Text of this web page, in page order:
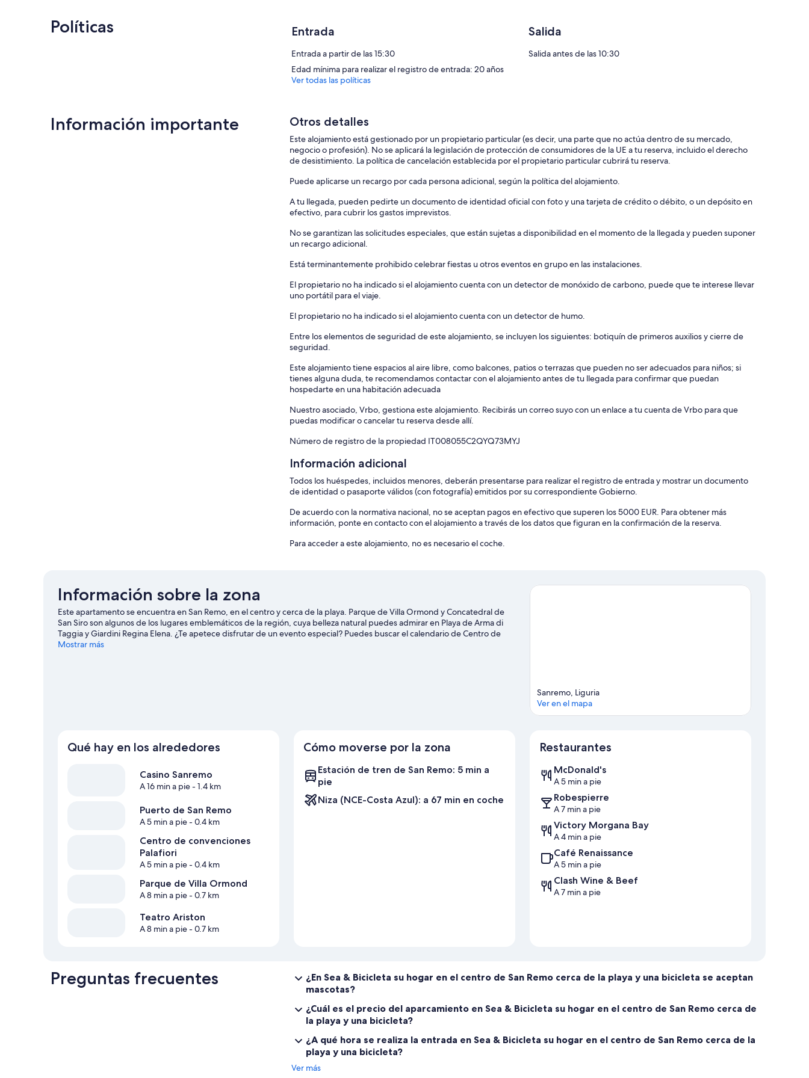
Políticas Entrada
Entrada a partir de las 15:30
Edad mínima para realizar el registro de entrada: 20 años
Salida
Salida antes de las 10:30
Ver todas las políticas
Información importante Otros detalles
Este alojamiento está gestionado por un propietario particular (es decir, una parte que no actúa dentro de su mercado,
negocio o profesión). No se aplicará la legislación de protección de consumidores de la UE a tu reserva, incluido el derecho
de desistimiento. La política de cancelación establecida por el propietario particular cubrirá tu reserva.
Puede aplicarse un recargo por cada persona adicional, según la política del alojamiento.
A tu llegada, pueden pedirte un documento de identidad oficial con foto y una tarjeta de crédito o débito, o un depósito en
efectivo, para cubrir los gastos imprevistos.
No se garantizan las solicitudes especiales, que están sujetas a disponibilidad en el momento de la llegada y pueden suponer
un recargo adicional.
Está terminantemente prohibido celebrar fiestas u otros eventos en grupo en las instalaciones.
El propietario no ha indicado si el alojamiento cuenta con un detector de monóxido de carbono, puede que te interese llevar
uno portátil para el viaje.
El propietario no ha indicado si el alojamiento cuenta con un detector de humo.
Entre los elementos de seguridad de este alojamiento, se incluyen los siguientes: botiquín de primeros auxilios y cierre de
seguridad.
Este alojamiento tiene espacios al aire libre, como balcones, patios o terrazas que pueden no ser adecuados para niños; si
tienes alguna duda, te recomendamos contactar con el alojamiento antes de tu llegada para confirmar que puedan
hospedarte en una habitación adecuada
Nuestro asociado, Vrbo, gestiona este alojamiento. Recibirás un correo suyo con un enlace a tu cuenta de Vrbo para que
puedas modificar o cancelar tu reserva desde allí.
Número de registro de la propiedad IT008055C2QYQ73MYJ
Información adicional
Todos los huéspedes, incluidos menores, deberán presentarse para realizar el registro de entrada y mostrar un documento
de identidad o pasaporte válidos (con fotografía) emitidos por su correspondiente Gobierno.
De acuerdo con la normativa nacional, no se aceptan pagos en efectivo que superen los 5000 EUR. Para obtener más
información, ponte en contacto con el alojamiento a través de los datos que figuran en la confirmación de la reserva.
Para acceder a este alojamiento, no es necesario el coche.
Información sobre la zona
Este apartamento se encuentra en San Remo, en el centro y cerca de la playa. Parque de Villa Ormond y Concatedral de
San Siro son algunos de los lugares emblemáticos de la región, cuya belleza natural puedes admirar en Playa de Arma di
Taggia y Giardini Regina Elena. ¿Te apetece disfrutar de un evento especial? Puedes buscar el calendario de Centro de
Tenis Piatti. Si quieres opciones para una noche diferente, Villa Regina Margherita es un buen punto de partida. Tendrás la
Mostrar más
Sanremo, Liguria
Ver en el mapa
Qué hay en los alrededores
Casino Sanremo
A 16 min a pie- 1.4 km
Puerto de San Remo
A 5 min a pie- 0.4 km
Centro de convenciones
Palafiori
A 5 min a pie- 0.4 km
Parque de Villa Ormond
A 8 min a pie- 0.7 km
Teatro Ariston
A 8 min a pie- 0.7 km
Cómo moverse por la zona
Estación de tren de San Remo: 5 min a
pie
Niza (NCE-Costa Azul): a 67 min en coche
Restaurantes
McDonald's
A 5 min a pie
Robespierre
A 7 min a pie
Victory Morgana Bay
A 4 min a pie
Café Renaissance
A 5 min a pie
Clash Wine & Beef
A 7 min a pie
Preguntas frecuentes
¿En Sea & Bicicleta su hogar en el centro de San Remo cerca de la playa y una bicicleta se aceptan
mascotas?
¿Cuál es el precio del aparcamiento en Sea & Bicicleta su hogar en el centro de San Remo cerca de
la playa y una bicicleta?
¿A qué hora se realiza la entrada en Sea & Bicicleta su hogar en el centro de San Remo cerca de la
playa y una bicicleta?
Ver más